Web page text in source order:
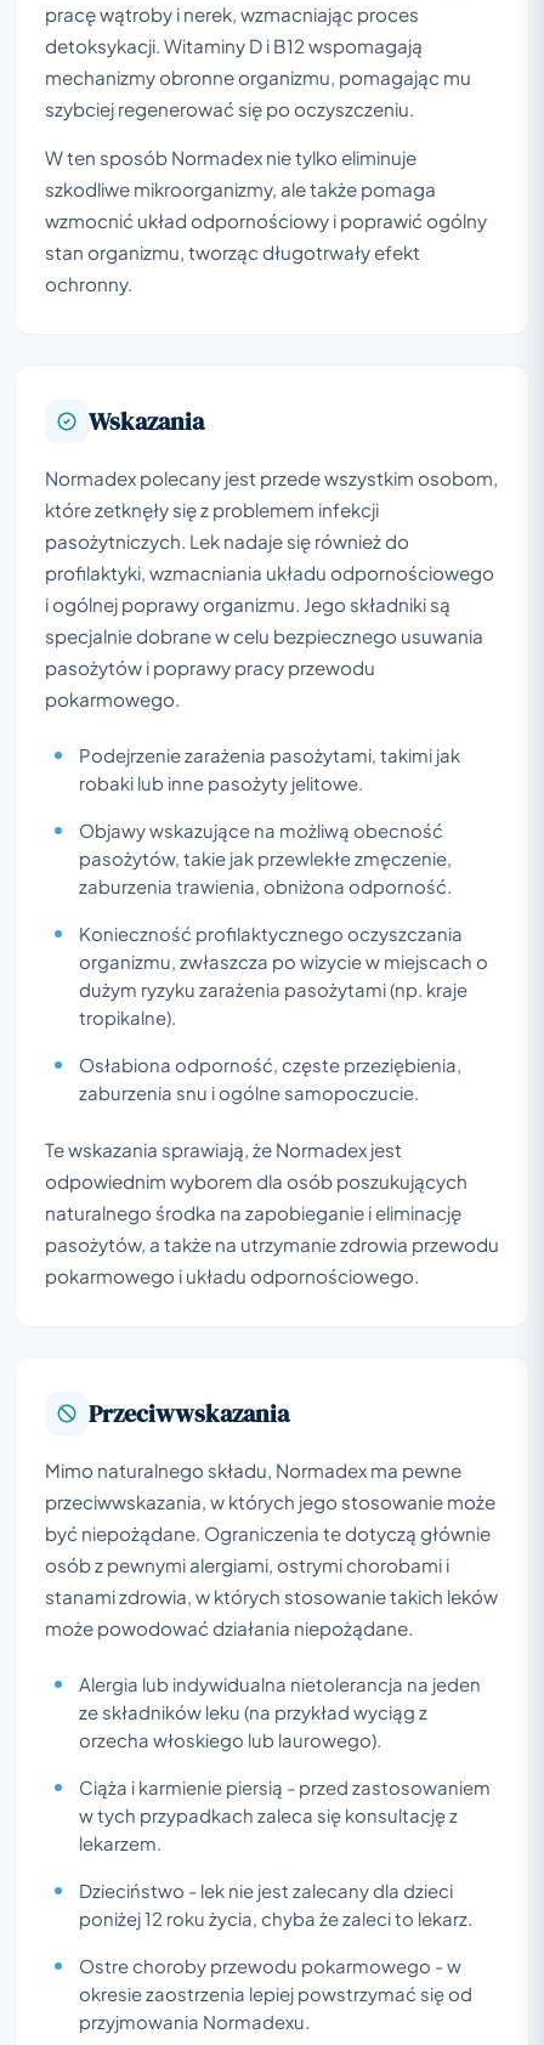
pracę wątroby i nerek, wzmacniając proces
detoksykacji. Witaminy D i B12 wspomagają
mechanizmy obronne organizmu, pomagając mu
szybciej regenerować się po oczyszczeniu.
W ten sposób Normadex nie tylko eliminuje
szkodliwe mikroorganizmy, ale także pomaga
wzmocnić układ odpornościowy i poprawić ogólny
stan organizmu, tworząc długotrwały efekt
ochronny.
Wskazania
Normadex polecany jest przede wszystkim osobom,
które zetknęły się z problemem infekcji
pasożytniczych. Lek nadaje się również do
profilaktyki, wzmacniania układu odpornościowego
i ogólnej poprawy organizmu. Jego składniki są
specjalnie dobrane w celu bezpiecznego usuwania
pasożytów i poprawy pracy przewodu
pokarmowego.
Podejrzenie zarażenia pasożytami, takimi jak
robaki lub inne pasożyty jelitowe.
Objawy wskazujące na możliwą obecność
pasożytów, takie jak przewlekłe zmęczenie,
zaburzenia trawienia, obniżona odporność.
Konieczność profilaktycznego oczyszczania
organizmu, zwłaszcza po wizycie w miejscach o
dużym ryzyku zarażenia pasożytami (np. kraje
tropikalne).
Osłabiona odporność, częste przeziębienia,
zaburzenia snu i ogólne samopoczucie.
Te wskazania sprawiają, że Normadex jest
odpowiednim wyborem dla osób poszukujących
naturalnego środka na zapobieganie i eliminację
pasożytów, a także na utrzymanie zdrowia przewodu
pokarmowego i układu odpornościowego.
Przeciwwskazania
Mimo naturalnego składu, Normadex ma pewne
przeciwwskazania, w których jego stosowanie może
być niepożądane. Ograniczenia te dotyczą głównie
osób z pewnymi alergiami, ostrymi chorobami i
stanami zdrowia, w których stosowanie takich leków
może powodować działania niepożądane.
Alergia lub indywidualna nietolerancja na jeden
ze składników leku (na przykład wyciąg z
orzecha włoskiego lub laurowego).
Ciąża i karmienie piersią - przed zastosowaniem
w tych przypadkach zaleca się konsultację z
lekarzem.
Dzieciństwo - lek nie jest zalecany dla dzieci
poniżej 12 roku życia, chyba że zaleci to lekarz.
Ostre choroby przewodu pokarmowego - w
okresie zaostrzenia lepiej powstrzymać się od
przyjmowania Normadexu.